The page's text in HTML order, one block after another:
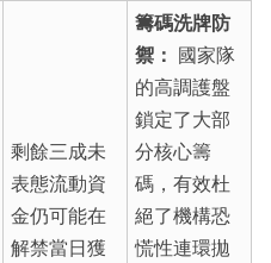
剩餘三成未
表態流動資
金仍可能在
解禁當日獲
籌碼洗牌防
禦：
國家隊
的高調護盤
鎖定了大部
分核心籌
碼，有效杜
絕了機構恐
慌性連環拋